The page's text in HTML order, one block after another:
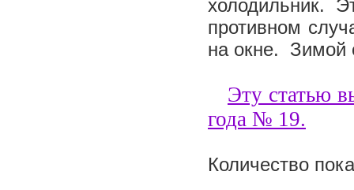
холодильник.
противном
на окне. Зимой
Эту статью
года № 19.
Количество